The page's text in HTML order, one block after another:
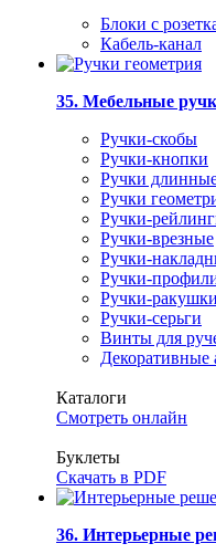
Блоки с
Кабель-канал
35. Мебельные
Ручки-скобы
Ручки-кнопки
Ручки
Ручки
Ручки-
Ручки-врезные
Ручки-
Ручки-
Ручки-ракушки
Ручки-серьги
Винты для
Декоративные
Каталоги
Смотреть онлайн
Буклеты
Скачать в PDF
36. Интерьерные